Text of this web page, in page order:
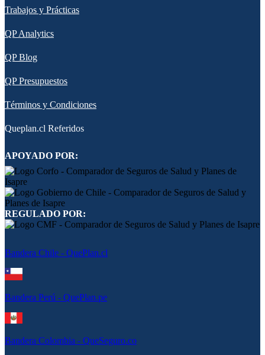
Trabajos y Prácticas
QP Analytics
QP Blog
QP Presupuestos
Términos y Condiciones
Queplan.cl Referidos
APOYADO POR:
REGULADO POR:
Bandera Chile - QuePlan.cl
Bandera Perú - QuePlan.pe
Bandera Colombia - QueSeguro.co